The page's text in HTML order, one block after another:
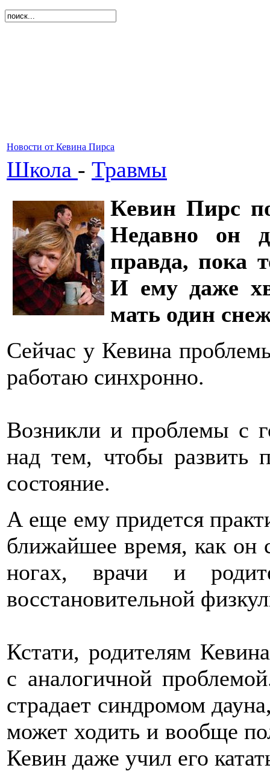
Новости от Кевина Пирса
Школа - Травмы
Кевин Пирс
Недавно он
правда, пока
И ему даже
мать один
Сейчас у Кевина
работаю синхронно.
Возникли и проблемы с
над тем, чтобы развить
состояние.
А еще ему придется
ближайшее время, как он
ногах, врачи и
восстановительной
Кстати, родителям
с аналогичной
страдает синдромом
может ходить и вообще
Кевин даже учил его